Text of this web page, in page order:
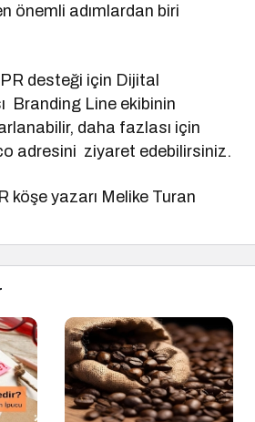
önemli adımlardan biri
desteği için Dijital
Branding Line ekibinin
daha fazlası için
adresini ziyaret edebilirsiniz.
köşe yazarı Melike Turan